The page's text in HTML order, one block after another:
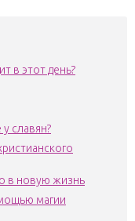
в этот день?
славян?
в новую жизнь
магии